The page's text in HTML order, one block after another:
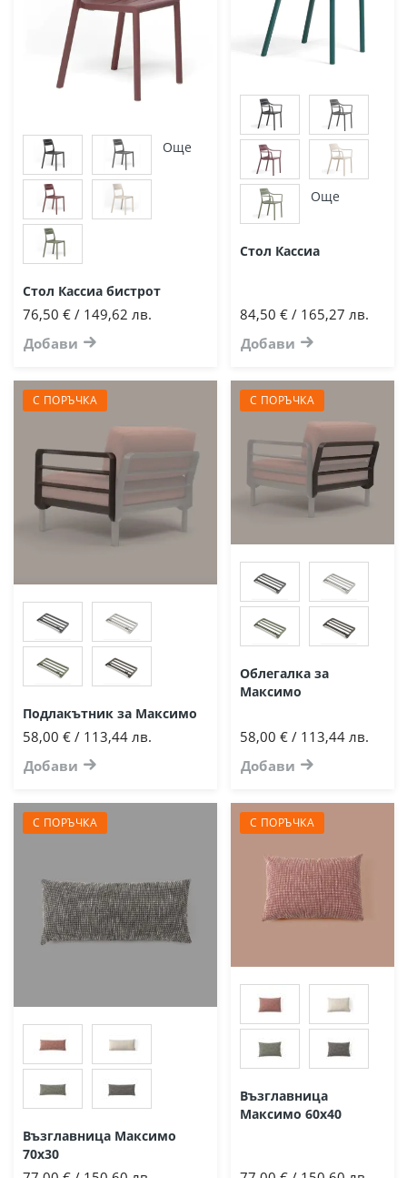
Още
Стол Кассиа бистрот
76,50 € / 149,62 лв.
Добави
Още
Стол Кассиа
84,50 € / 165,27 лв.
Добави
С ПОРЪЧКА
Подлакътник за Максимо
58,00 € / 113,44 лв.
Добави
С ПОРЪЧКА
Облегалка за
Максимо
58,00 € / 113,44 лв.
Добави
С ПОРЪЧКА
Възглавница Максимо
70х30
С ПОРЪЧКА
Възглавница
Максимо 60х40